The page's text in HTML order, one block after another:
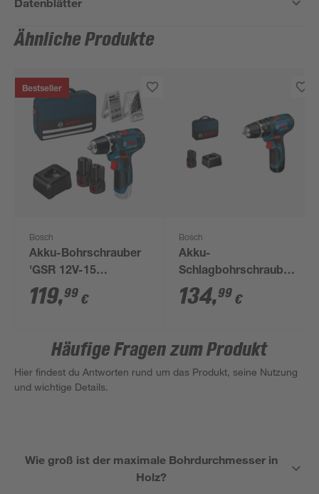
Ähnliche Produkte
Bestseller
Bosch
Akku-Bohrschrauber
'GSR 12V-15
Professional' mit 2
Akkus, Tasche und
119,99 €
Bosch
Akku-
Schlagbohrschrauber
'GSB 12V-15
Professional' 2 x 2,0
134,99 €
Häufige Fragen zum Produkt
Hier findest du Antworten rund um das Produkt, seine Nutzung
und wichtige Details.
Wie groß ist der maximale Bohrdurchmesser in
Holz?